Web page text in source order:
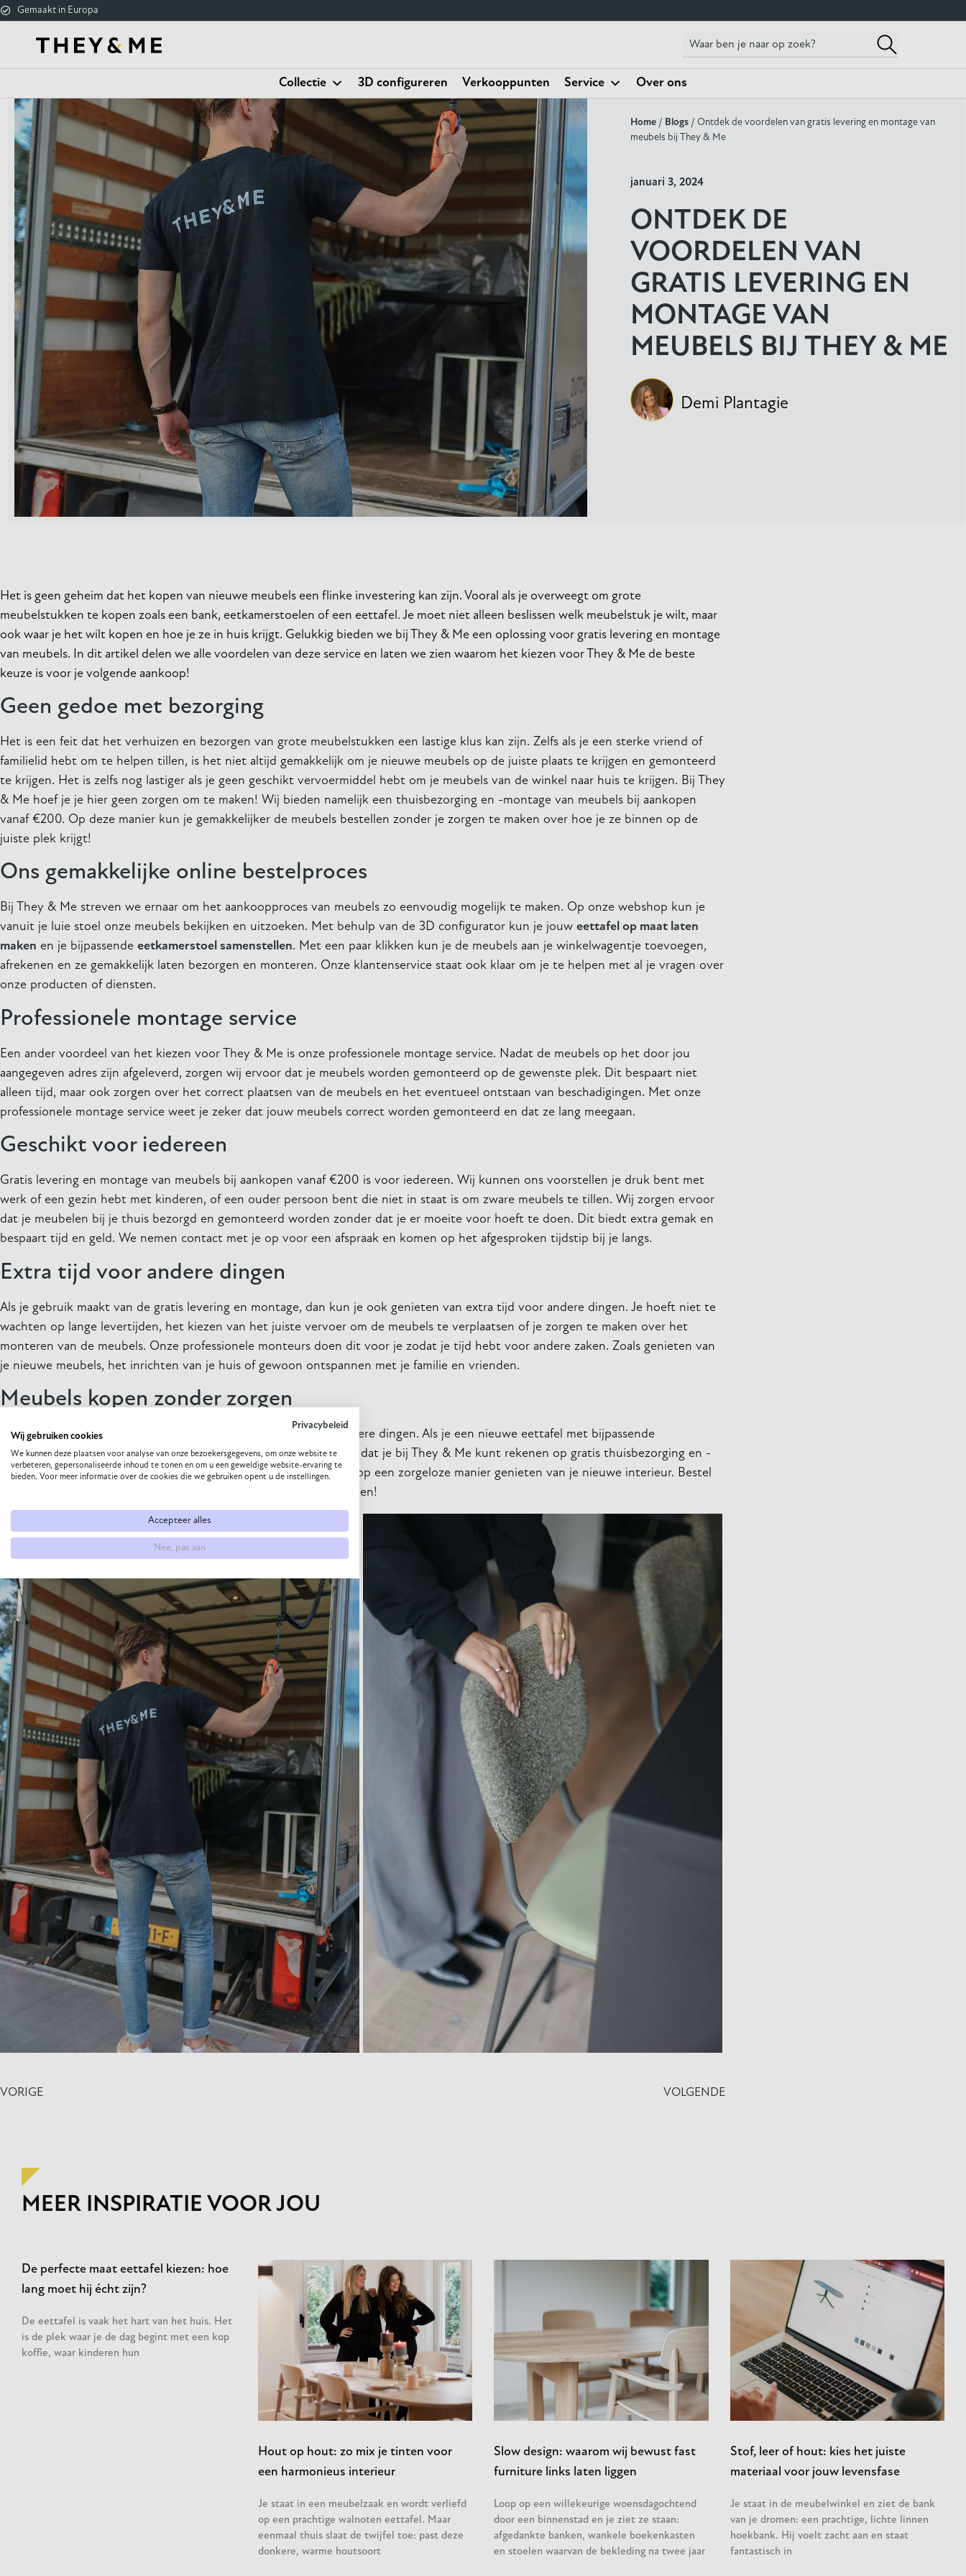
Gemaakt in Europa
Collectie 3D configureren Verkooppunten Service Over ons
Home / Blogs / Ontdek de voordelen van gratis levering en montage van
meubels bij They & Me
januari 3, 2024
ONTDEK DE
VOORDELEN VAN
GRATIS LEVERING EN
MONTAGE VAN
MEUBELS BIJ THEY & ME
Demi Plantagie
Het is geen geheim dat het kopen van nieuwe meubels een flinke investering kan zijn. Vooral als je overweegt om grote
meubelstukken te kopen zoals een bank, eetkamerstoelen of een eettafel. Je moet niet alleen beslissen welk meubelstuk je wilt, maar
ook waar je het wilt kopen en hoe je ze in huis krijgt. Gelukkig bieden we bij They & Me een oplossing voor gratis levering en montage
van meubels. In dit artikel delen we alle voordelen van deze service en laten we zien waarom het kiezen voor They & Me de beste
keuze is voor je volgende aankoop!
Geen gedoe met bezorging
Het is een feit dat het verhuizen en bezorgen van grote meubelstukken een lastige klus kan zijn. Zelfs als je een sterke vriend of
familielid hebt om te helpen tillen, is het niet altijd gemakkelijk om je nieuwe meubels op de juiste plaats te krijgen en gemonteerd
te krijgen. Het is zelfs nog lastiger als je geen geschikt vervoermiddel hebt om je meubels van de winkel naar huis te krijgen. Bij They
& Me hoef je je hier geen zorgen om te maken! Wij bieden namelijk een thuisbezorging en -montage van meubels bij aankopen
vanaf €200. Op deze manier kun je gemakkelijker de meubels bestellen zonder je zorgen te maken over hoe je ze binnen op de
juiste plek krijgt!
Ons gemakkelijke online bestelproces
Bij They & Me streven we ernaar om het aankoopproces van meubels zo eenvoudig mogelijk te maken. Op onze webshop kun je
vanuit je luie stoel onze meubels bekijken en uitzoeken. Met behulp van de 3D configurator kun je jouw eettafel op maat laten
maken en je bijpassende eetkamerstoel samenstellen. Met een paar klikken kun je de meubels aan je winkelwagentje toevoegen,
afrekenen en ze gemakkelijk laten bezorgen en monteren. Onze klantenservice staat ook klaar om je te helpen met al je vragen over
onze producten of diensten.
Professionele montage service
Een ander voordeel van het kiezen voor They & Me is onze professionele montage service. Nadat de meubels op het door jou
aangegeven adres zijn afgeleverd, zorgen wij ervoor dat je meubels worden gemonteerd op de gewenste plek. Dit bespaart niet
alleen tijd, maar ook zorgen over het correct plaatsen van de meubels en het eventueel ontstaan van beschadigingen. Met onze
professionele montage service weet je zeker dat jouw meubels correct worden gemonteerd en dat ze lang meegaan.
Geschikt voor iedereen
Gratis levering en montage van meubels bij aankopen vanaf €200 is voor iedereen. Wij kunnen ons voorstellen je druk bent met
werk of een gezin hebt met kinderen, of een ouder persoon bent die niet in staat is om zware meubels te tillen. Wij zorgen ervoor
dat je meubelen bij je thuis bezorgd en gemonteerd worden zonder dat je er moeite voor hoeft te doen. Dit biedt extra gemak en
bespaart tijd en geld. We nemen contact met je op voor een afspraak en komen op het afgesproken tijdstip bij je langs.
Extra tijd voor andere dingen
Als je gebruik maakt van de gratis levering en montage, dan kun je ook genieten van extra tijd voor andere dingen. Je hoeft niet te
wachten op lange levertijden, het kiezen van het juiste vervoer om de meubels te verplaatsen of je zorgen te maken over het
monteren van de meubels. Onze professionele monteurs doen dit voor je zodat je tijd hebt voor andere zaken. Zoals genieten van
je nieuwe meubels, het inrichten van je huis of gewoon ontspannen met je familie en vrienden.
Meubels kopen zonder zorgen
We willen jou het gemak bieden zodat je extra tijd hebt voor andere dingen. Als je een nieuwe eettafel met bijpassende
eetkamerstoelen of alleen een meubelstuk nodig hebt, weet dan dat je bij They & Me kunt rekenen op gratis thuisbezorging en -
montage van je meubels bij een bestelling vanaf €200. Zo kun je op een zorgeloze manier genieten van je nieuwe interieur. Bestel
dus nu je favoriete items bij They & Me en geniet van alle voordelen!
VORIGE VOLGENDE
MEER INSPIRATIE VOOR JOU
De perfecte maat eettafel kiezen: hoe
lang moet hij écht zijn?
De eettafel is vaak het hart van het huis. Het
is de plek waar je de dag begint met een kop
koffie, waar kinderen hun
Hout op hout: zo mix je tinten voor
een harmonieus interieur
Je staat in een meubelzaak en wordt verliefd
op een prachtige walnoten eettafel. Maar
eenmaal thuis slaat de twijfel toe: past deze
donkere, warme houtsoort
Slow design: waarom wij bewust fast
furniture links laten liggen
Loop op een willekeurige woensdagochtend
door een binnenstad en je ziet ze staan:
afgedankte banken, wankele boekenkasten
en stoelen waarvan de bekleding na twee jaar
Stof, leer of hout: kies het juiste
materiaal voor jouw levensfase
Je staat in de meubelwinkel en ziet de bank
van je dromen: een prachtige, lichte linnen
hoekbank. Hij voelt zacht aan en staat
fantastisch in
Privacybeleid
Wij gebruiken cookies
We kunnen deze plaatsen voor analyse van onze bezoekersgegevens, om onze website te
verbeteren, gepersonaliseerde inhoud te tonen en om u een geweldige website-ervaring te
bieden. Voor meer informatie over de cookies die we gebruiken opent u de instellingen.
Accepteer alles
Nee, pas aan